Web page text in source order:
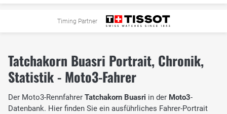
Timing Partner
Tatchakorn Buasri Portrait, Chronik,
Statistik - Moto3-Fahrer
Der Moto3-Rennfahrer Tatchakorn Buasri in der Moto3-
Datenbank. Hier finden Sie ein ausführliches Fahrer-Portrait